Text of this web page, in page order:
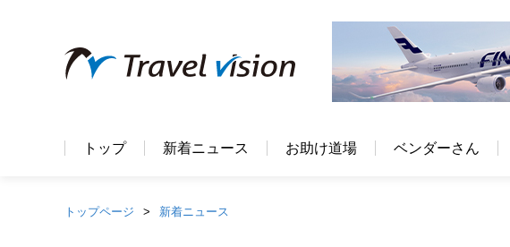
トップ 新着ニュース お助け道場 ベンダーさん
トップページ 新着ニュース